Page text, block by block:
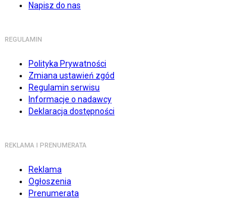
Napisz do nas
REGULAMIN
Polityka Prywatności
Zmiana ustawień zgód
Regulamin serwisu
Informacje o nadawcy
Deklaracja dostępności
REKLAMA I PRENUMERATA
Reklama
Ogłoszenia
Prenumerata